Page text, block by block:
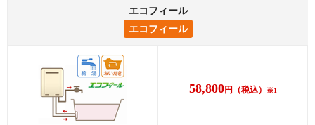
エコフィール
エコフィール
58,800円 （税込） ※1